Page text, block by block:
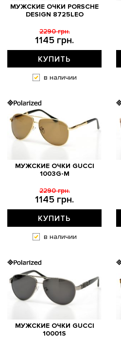
МУЖСКИЕ ОЧКИ PORSCHE
DESIGN 8725LEO
1145 грн.
2290 грн.
КУПИТЬ
в наличии
МУЖСКИЕ ОЧКИ GUCCI
1003G-M
1145 грн.
2290 грн.
КУПИТЬ
в наличии
МУЖСКИЕ ОЧКИ GUCCI
10001S